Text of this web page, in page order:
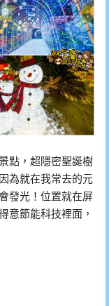
點，超隱密聖誕樹
為就在我常去的元
發光！位置就在屏
意節能科技裡面，